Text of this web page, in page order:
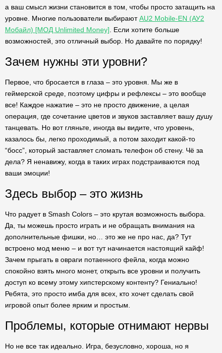
а ваш смысл жизни становится в том, чтобы просто затащить на
уровне. Многие пользователи выбираютAU2 Mobile-EN (АУ2
Мобайл) [МОД Unlimited Money] . Если хотите больше
возможностей, это отличный выбор. Но давайте по порядку!
Зачем нужны эти уровни?
Первое, что бросается в глаза – это уровня. Мы же в
геймерской среде, поэтому цифры и рефлексы – это вообще
все! Каждое нажатие – это не просто движение, а целая
операция, где сочетание цветов и звуков заставляет вашу душу
танцевать. Но вот гляньте, иногда вы видите, что уровень,
казалось бы, легко проходимый, а потом заходит какой-то
“босс”, который заставляет сломать телефон об стену. Чё за
дела? Я ненавижу, когда в таких играх подстраиваются под
ваши эмоции!
Здесь выбор – это жизнь
Что радует в Smash Colors – это крутая возможность выбора.
Да, ты можешь просто играть и не обращать внимания на
дополнительные фишки, но… это же не про нас, да? Тут
встроено мод меню – и вот тут начинается настоящий кайф!
Зачем прыгать в овраги потаенного фейла, когда можно
спокойно взять много монет, открыть все уровни и получить
доступ ко всему этому хипстерскому контенту? Гениально!
Ребята, это просто имба для всех, кто хочет сделать свой
игровой опыт более ярким и простым.
Проблемы, которые отнимают нервы
Но не все так идеально. Игра, безусловно, хороша, но я